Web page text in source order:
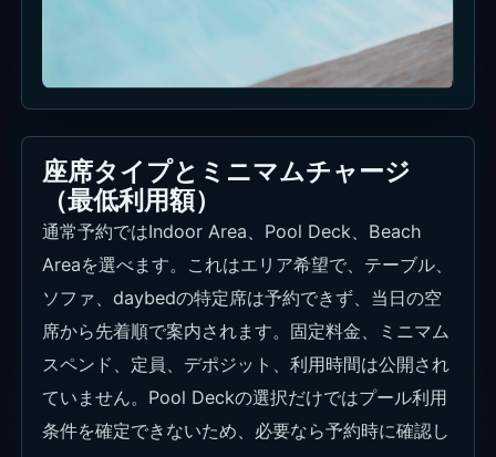
座席タイプとミニマムチャージ
（最低利用額）
通常予約ではIndoor Area、Pool Deck、Beach
Areaを選べます。これはエリア希望で、テーブル、
ソファ、daybedの特定席は予約できず、当日の空
席から先着順で案内されます。固定料金、ミニマム
スペンド、定員、デポジット、利用時間は公開され
ていません。Pool Deckの選択だけではプール利用
条件を確定できないため、必要なら予約時に確認し